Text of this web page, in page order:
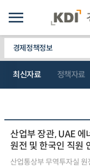
경제정책정보
최신자료 정책자료
산업부 장관, UAE
원전 및 한국인 직원
산업통상부 무역투자실